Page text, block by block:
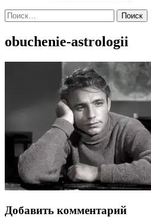
Найти:
obuchenie-astrologii
Добавить комментарий